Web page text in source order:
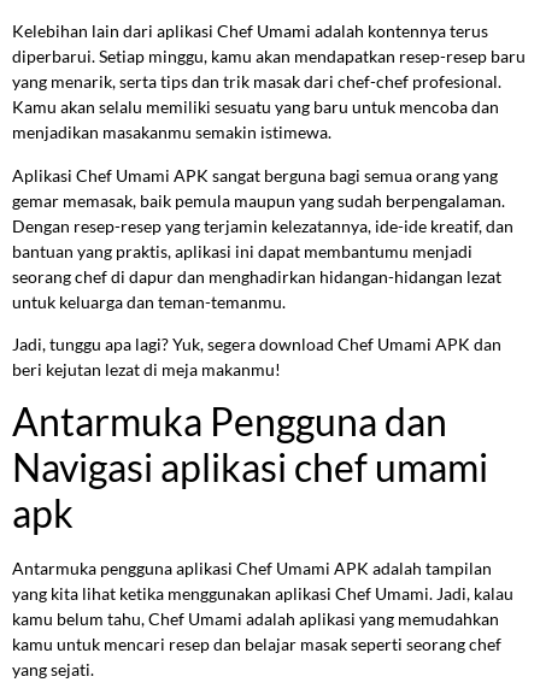
Kelebihan lain dari aplikasi Chef Umami adalah kontennya terus
diperbarui. Setiap minggu, kamu akan mendapatkan resep-resep baru
yang menarik, serta tips dan trik masak dari chef-chef profesional.
Kamu akan selalu memiliki sesuatu yang baru untuk mencoba dan
menjadikan masakanmu semakin istimewa.
Aplikasi Chef Umami APK sangat berguna bagi semua orang yang
gemar memasak, baik pemula maupun yang sudah berpengalaman.
Dengan resep-resep yang terjamin kelezatannya, ide-ide kreatif, dan
bantuan yang praktis, aplikasi ini dapat membantumu menjadi
seorang chef di dapur dan menghadirkan hidangan-hidangan lezat
untuk keluarga dan teman-temanmu.
Jadi, tunggu apa lagi? Yuk, segera download Chef Umami APK dan
beri kejutan lezat di meja makanmu!
Antarmuka Pengguna dan
Navigasi aplikasi chef umami
apk
Antarmuka pengguna aplikasi Chef Umami APK adalah tampilan
yang kita lihat ketika menggunakan aplikasi Chef Umami. Jadi, kalau
kamu belum tahu, Chef Umami adalah aplikasi yang memudahkan
kamu untuk mencari resep dan belajar masak seperti seorang chef
yang sejati.